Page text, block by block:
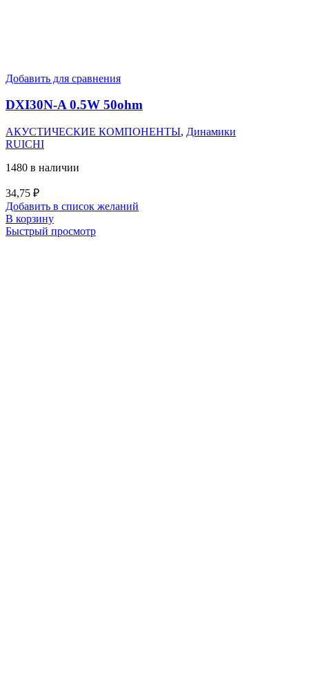
Добавить для сравнения
DXI30N-A 0.5W 50ohm
АКУСТИЧЕСКИЕ КОМПОНЕНТЫ, Динамики
RUICHI
1480 в наличии
34,75 ₽
Добавить в список желаний
В корзину
Быстрый просмотр